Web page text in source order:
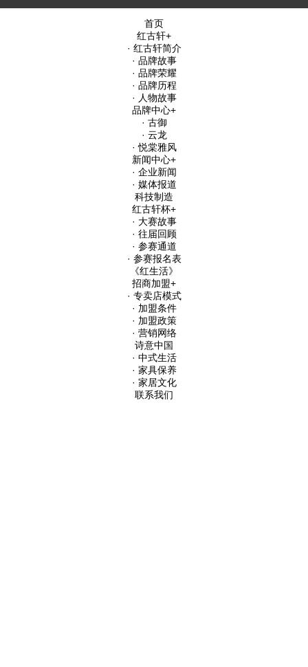
首页
红古轩+
· 红古轩简介
· 品牌故事
· 品牌荣耀
· 品牌历程
· 人物故事
品牌中心+
· 古御
· 云龙
· 悦棠雅风
新闻中心+
· 企业新闻
· 媒体报道
科技制造
红古轩杯+
· 大赛故事
· 往届回顾
· 参赛通道
· 参赛报名表
《红生活》
招商加盟+
· 专卖店模式
· 加盟条件
· 加盟政策
· 营销网络
诗意中国
· 中式生活
· 家具保养
· 家居文化
联系我们